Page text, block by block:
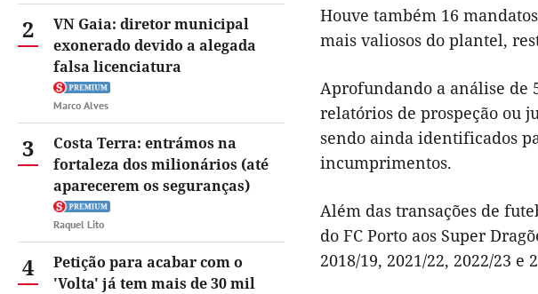
2
VN Gaia: diretor municipal
exonerado devido a alegada
falsa licenciatura
Marco Alves
3
Costa Terra: entrámos na
fortaleza dos milionários (até
aparecerem os seguranças)
Raquel Lito
4
Petição para acabar com o
'Volta' já tem mais de 30 mil
Houve também 16
mais valiosos do plantel,
Aprofundando a análise de
relatórios de prospeção ou
sendo ainda identificados
incumprimentos.
Além das transações de
do FC Porto aos Super
2018/19, 2021/22, 2022/23 e